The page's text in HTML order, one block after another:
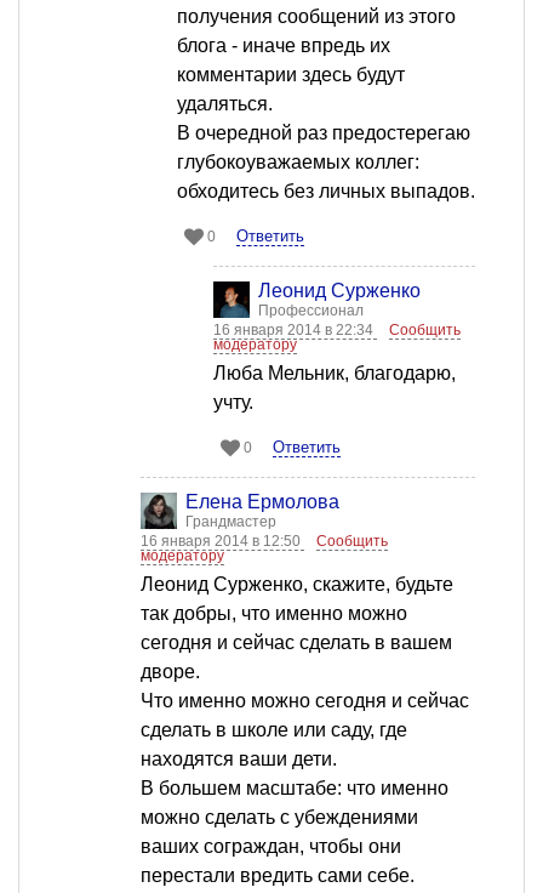
получения сообщений из этого
блога - иначе впредь их
комментарии здесь будут
удаляться.
В очередной раз предостерегаю
глубокоуважаемых коллег:
обходитесь без личных выпадов.
0 Ответить
Леонид Сурженко
Профессионал
16 января 2014 в 22:34
Сообщить
модератору
Люба Мельник, благодарю,
учту.
0 Ответить
Елена Ермолова
Грандмастер
16 января 2014 в 12:50
Сообщить
модератору
Леонид Сурженко, скажите, будьте
так добры, что именно можно
сегодня и сейчас сделать в вашем
дворе.
Что именно можно сегодня и сейчас
сделать в школе или саду, где
находятся ваши дети.
В большем масштабе: что именно
можно сделать с убеждениями
ваших сограждан, чтобы они
перестали вредить сами себе.